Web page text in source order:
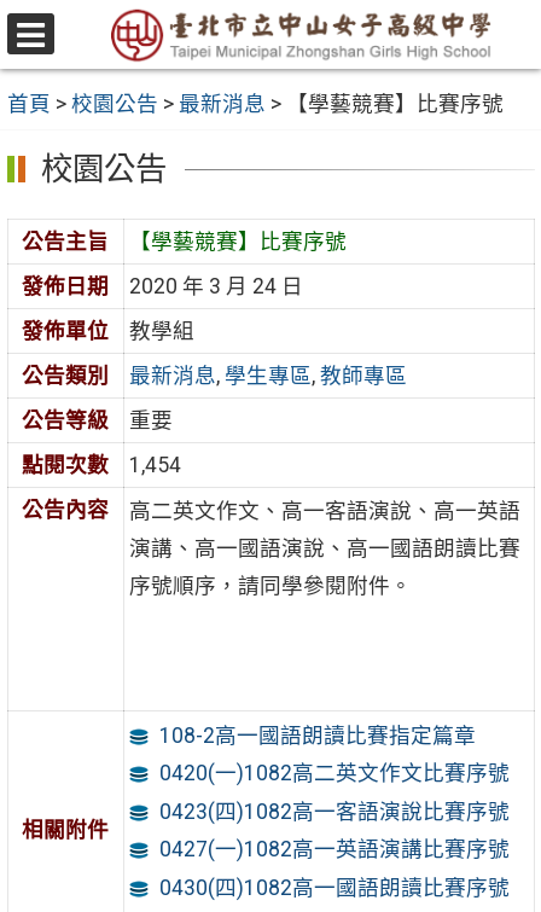
跳
至
要
內
容
區
選
單
首頁 > 校園公告 > 最新消息 > 【學藝競賽】比賽序號
校園公告
公告主旨
【學藝競賽】比賽序號
發佈日期
2020 年 3 月 24 日
發佈單位
教學組
公告類別
最新消息, 學生專區, 教師專區
公告等級
重要
點閱次數
1,454
公告內容
高二英文作文、高一客語演說、高一英語
演講、高一國語演說、高一國語朗讀比賽
序號順序，請同學參閱附件。
相關附件
108-2高一國語朗讀比賽指定篇章
0420(一)1082高二英文作文比賽序號
0423(四)1082高一客語演說比賽序號
0427(一)1082高一英語演講比賽序號
0430(四)1082高一國語朗讀比賽序號